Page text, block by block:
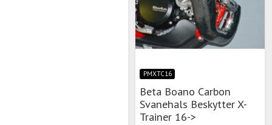
PMXTC16
Beta Boano Carbon
Svanehals Beskytter X-
Trainer 16->